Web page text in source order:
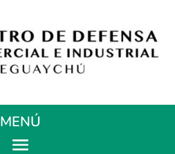
MENÚ